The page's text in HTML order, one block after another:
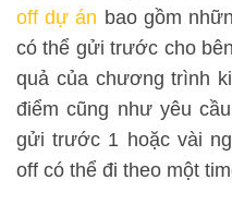
off dự án bao gồm
có thể gửi trước cho
quả của chương trình
điểm cũng như yêu
gửi trước 1 hoặc vài
off có thể đi theo một